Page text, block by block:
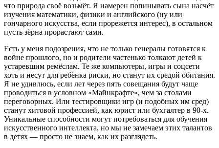
что природа своё возьмёт. Я намерен попинывать сына насчёт
изучения математики, физики и английского (ну или
гончарного искусства, если прорежется интерес), в остальном
пусть зёрна прорастают сами.
Есть у меня подозрения, что не только генералы готовятся к
войне прошлого, но и родители частенько толкают детей к
устаревшим ремёслам. Те же компьютеры, игры и соцсети
хоть и несут для ребёнка риски, но станут их средой обитания.
Я не удивлюсь, если лет через пять совещания будут чаще
проводиться в условном «Майнкрафте», чем за столами
переговорных. Или тестировщики игр (и подобных им сред)
станут хитовой профессией, как юрист или бухгалтер в 90-х.
Уникальные способности могут потребоваться для обучения
искусственного интеллекта, но мы не замечаем этих талантов
в детях — просто не знаем, как их разглядеть.